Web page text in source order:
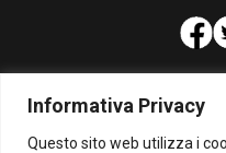
Informativa Privacy
Questo sito web utilizza i